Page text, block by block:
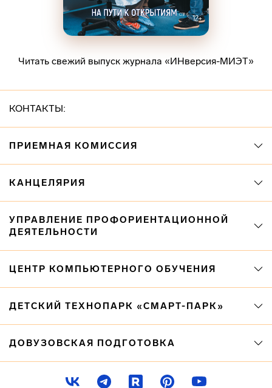
Читать свежий выпуск журнала «ИНверсия-МИЭТ»
КОНТАКТЫ:
ПРИЕМНАЯ КОМИССИЯ
КАНЦЕЛЯРИЯ
УПРАВЛЕНИЕ ПРОФОРИЕНТАЦИОННОЙ
ДЕЯТЕЛЬНОСТИ
ЦЕНТР КОМПЬЮТЕРНОГО ОБУЧЕНИЯ
ДЕТСКИЙ ТЕХНОПАРК «СМАРТ-ПАРК»
ДОВУЗОВСКАЯ ПОДГОТОВКА